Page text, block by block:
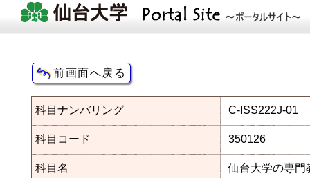
科目ナンバリング C-ISS222J-01
科目コード 350126
科目名 仙台大学の専